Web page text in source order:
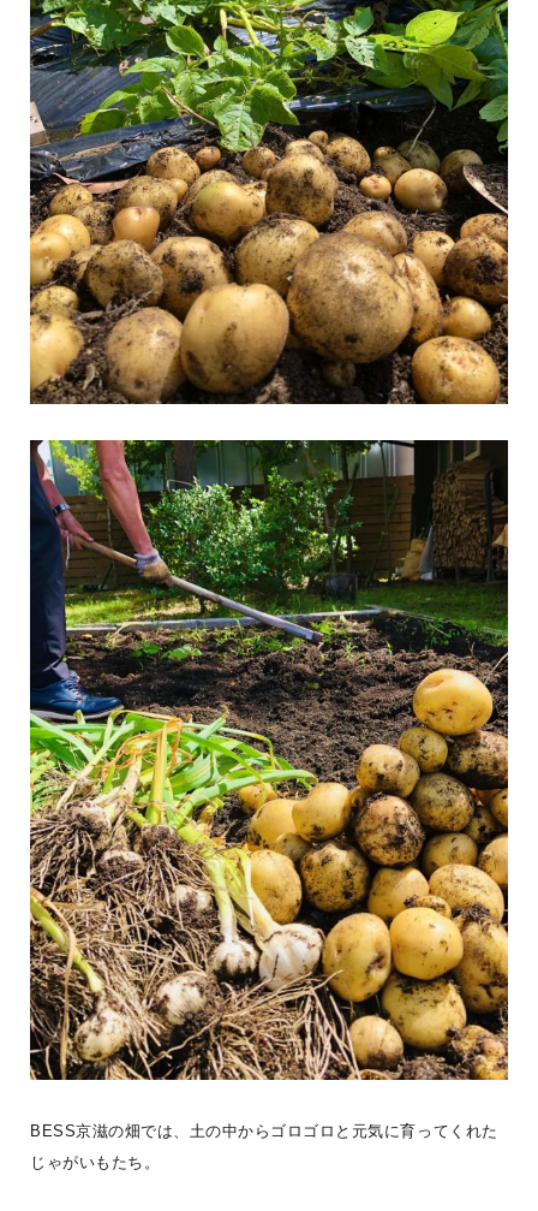
\\BESSユーザー誕生//南阿蘇の自然に囲まれた場所に、NさんのBE
SSの暮らしがはじまりました。仕事を引退された後の暮らしの場と
して選ば ...続きを読む
経年愉化 G-LOG なつ LOGWAYだより
BESSユーザーインタビュー
BESSの家
全国のBESS 薪ストーブライフ
デッキライフ
木の家ライフ
BESS熊本
2026年08月08日
BESS栃木
栃木県宇都宮市
tochigi.bess.jp
「栖ログ完成見学会開催」BESSの平小屋『栖ログM50ｓ』が栃木県
開催し、沢山の ...続きを読む
BESS京滋の畑では、土の中からゴロゴロと元気に育ってくれた
じゃがいもたち。